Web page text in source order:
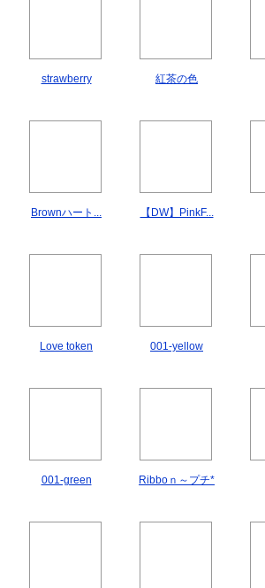
strawberry 紅茶の色
Brownハート... 【DW】PinkF...
Love token 001-yellow
001-green Ribboｎ～プチ*